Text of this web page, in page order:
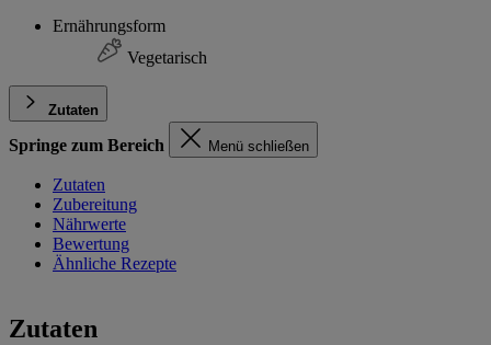
Ernährungsform
Vegetarisch
Zutaten
Springe zum Bereich Menü schließen
Zutaten
Zubereitung
Nährwerte
Bewertung
Ähnliche Rezepte
Zutaten